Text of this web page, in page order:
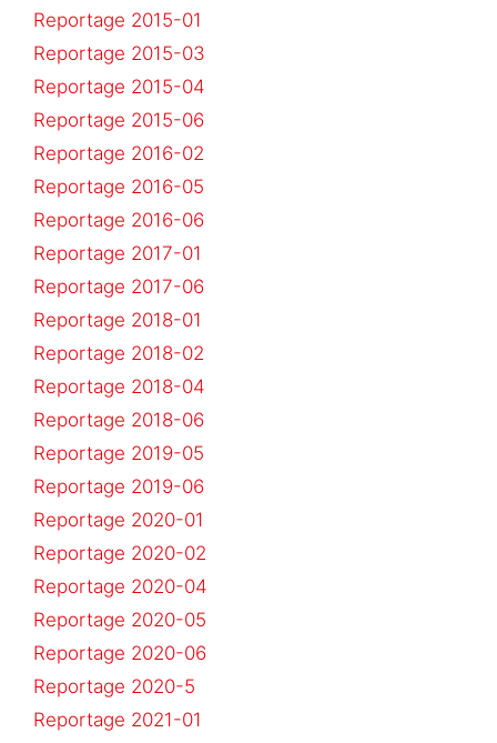
Reportage 2015-01
Reportage 2015-03
Reportage 2015-04
Reportage 2015-06
Reportage 2016-02
Reportage 2016-05
Reportage 2016-06
Reportage 2017-01
Reportage 2017-06
Reportage 2018-01
Reportage 2018-02
Reportage 2018-04
Reportage 2018-06
Reportage 2019-05
Reportage 2019-06
Reportage 2020-01
Reportage 2020-02
Reportage 2020-04
Reportage 2020-05
Reportage 2020-06
Reportage 2020-5
Reportage 2021-01